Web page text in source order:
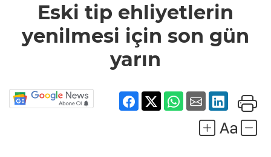
için son
gün yarın
Eski tip ehliyetlerin
yenilmesi için son gün
yarın